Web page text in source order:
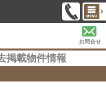
お問合せ
掲載物件情報